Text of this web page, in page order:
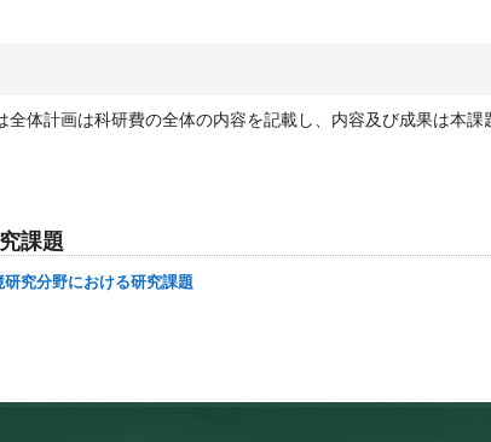
全体計画は科研費の全体の内容を記載し、内容及び成果は本
課題
究分野における研究課題